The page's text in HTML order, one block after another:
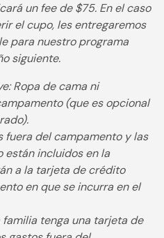
un fee de $75. En el caso
el cupo, les entregaremos
para nuestro programa
siguiente.
Ropa de cama ni
(que es opcional
fuera del campamento y las
están incluidos en la
a la tarjeta de crédito
en que se incurra en el
tenga una tarjeta de